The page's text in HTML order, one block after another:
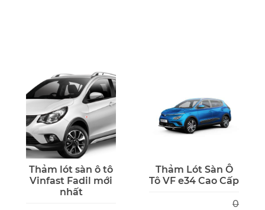
Thảm lót sàn ô tô
Vinfast Fadil mới
nhất
Thảm Lót Sàn Ô
Tô VF e34 Cao Cấp
0